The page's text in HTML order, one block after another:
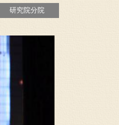
研究院分院